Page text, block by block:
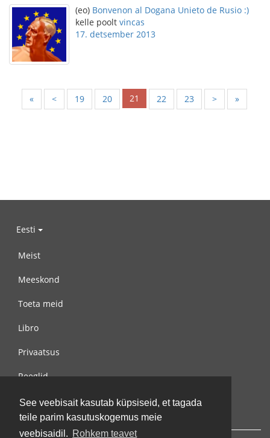
See veebisait kasutab küpsiseid, et tagada
teile parim kasutuskogemus meie
veebisaidil. Rohkem teavet
(eo) Bonvenon al Dogana Unieto de Rusio :)
kelle poolt vincas
17. detsember 2013
« < 19 20 21 22 23 > »
Eesti
Meist
Meeskond
Toeta meid
Libro
Privaatsus
Reeglid
Võta meiega ühendust